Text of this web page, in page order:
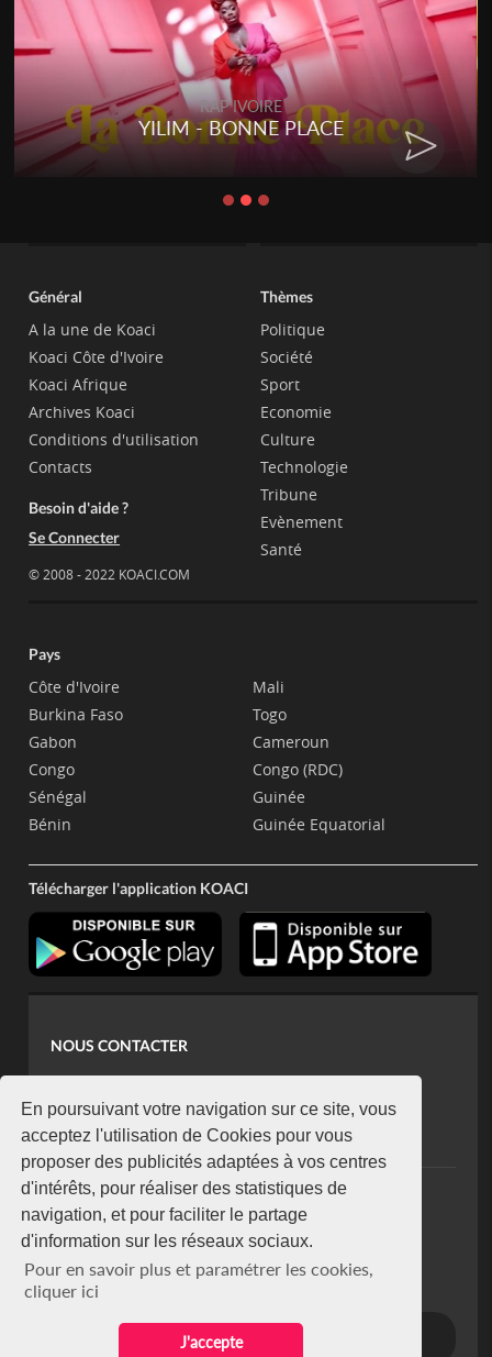
En poursuivant votre navigation sur ce site, vous
acceptez l'utilisation de Cookies pour vous
proposer des publicités adaptées à vos centres
d'intérêts, pour réaliser des statistiques de
navigation, et pour faciliter le partage
d'information sur les réseaux sociaux.
Pour en savoir plus et paramétrer les cookies,
cliquer ici
J'accepte
RAP IVOIRE
YILIM - BONNE PLACE
Général
A la une de Koaci
Koaci Côte d'Ivoire
Koaci Afrique
Archives Koaci
Conditions d'utilisation
Contacts
Besoin d'aide ?
Se Connecter
© 2008 - 2022 KOACI.COM
Thèmes
Politique
Société
Sport
Economie
Culture
Technologie
Tribune
Evènement
Santé
Pays
Côte d'Ivoire
Burkina Faso
Gabon
Congo
Sénégal
Bénin
Mali
Togo
Cameroun
Congo (RDC)
Guinée
Guinée Equatorial
Télécharger l'application KOACI
NOUS CONTACTER
koaci@yahoo.fr
+225 07 08 85 52 93
NEWSLETTER
Restez connecté via notre newsletter
S'abonner
Se désabonner